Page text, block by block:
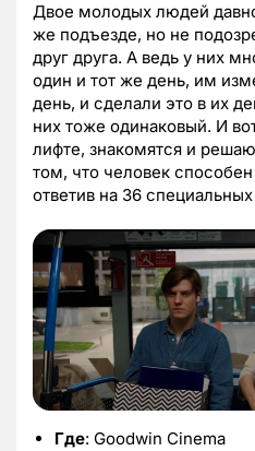
Двое молодых людей
же подъезде, но не
друг друга. А ведь у них
один и тот же день, им
день, и сделали это в их
них тоже одинаковый. И
лифте, знакомятся и
том, что человек
ответив на 36
Где: Goodwin Cinema